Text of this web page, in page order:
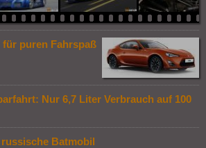
für puren Fahrspaß
Nur 6,7 Liter Verbrauch auf 100
Batmobil